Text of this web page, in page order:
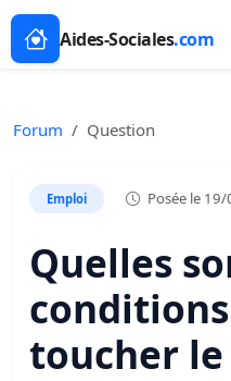
Aides-Sociales.com
Forum Question
Emploi Posée le
Quelles
toucher le